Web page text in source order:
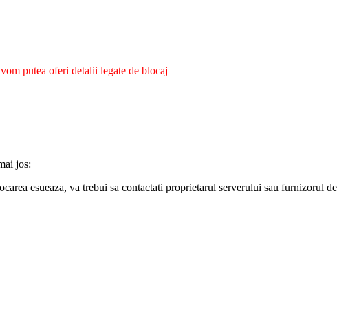
putea oferi detalii legate de blocaj
jos:
esueaza, va trebui sa contactati proprietarul serverului sau furnizorul de